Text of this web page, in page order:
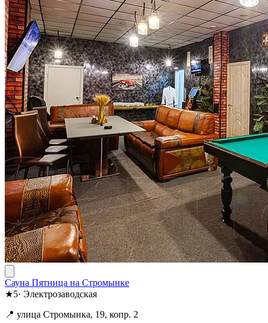
Сауна Пятница на Стромынке
★5· Электрозаводская
📍 улица Стромынка, 19, копр. 2